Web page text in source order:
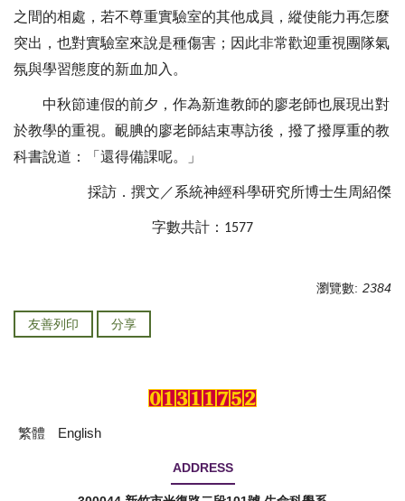
之間的相處，若不尊重實驗室的其他成員，縱使能力再怎麼
突出，也對實驗室來說是種傷害；因此非常歡迎重視團隊氣
氛與學習態度的新血加入。
中秋節連假的前夕，作為新進教師的廖老師也展現出對
於教學的重視。靦腆的廖老師結束專訪後，撥了撥厚重的教
科書說道：「還得備課呢。」
採訪．撰文／系統神經科學研究所博士生周紹傑
字數共計： 1577
瀏覽數: 2384
友善列印 分享
繁體 English
ADDRESS